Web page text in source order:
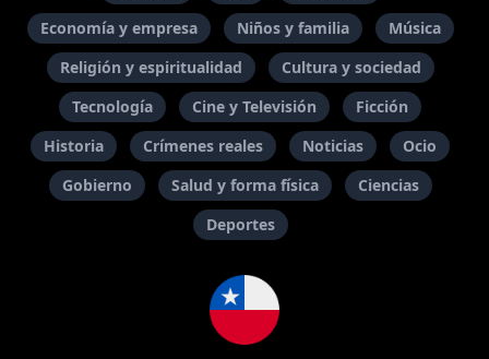
Economía y empresa
Niños y familia
Música
Religión y espiritualidad
Cultura y sociedad
Tecnología
Cine y Televisión
Ficción
Historia
Crímenes reales Noticias
Ocio
Gobierno
Salud y forma física
Ciencias
Deportes